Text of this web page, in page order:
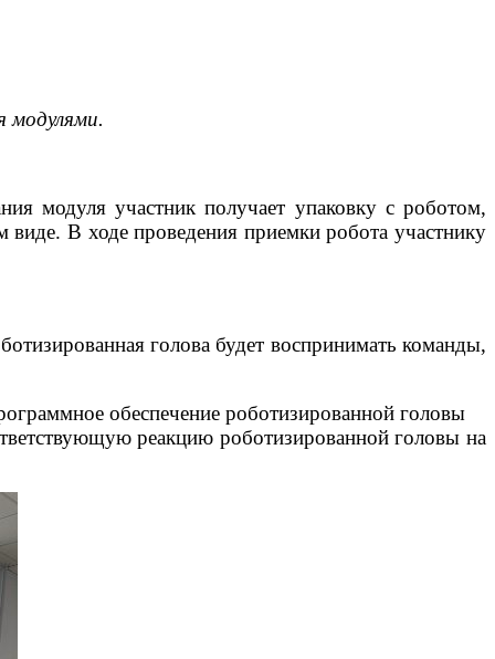
модулями.
модуля участник получает упаковку с роботом,
В ходе проведения приемки робота участнику
голова будет воспринимать команды,
обеспечение роботизированной головы
реакцию роботизированной головы на